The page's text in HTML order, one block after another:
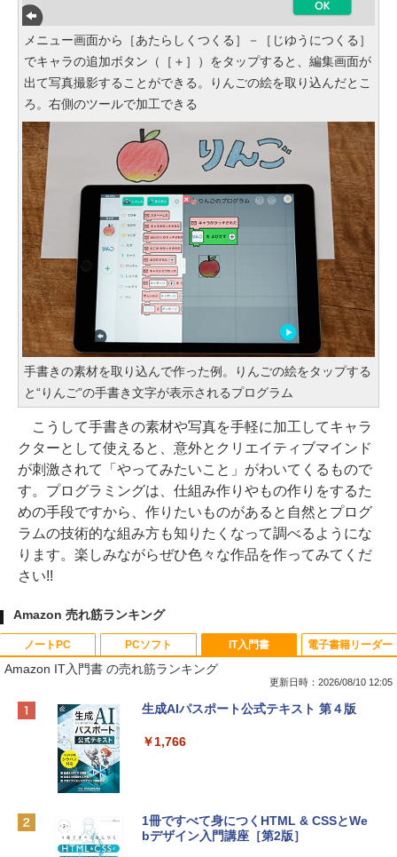
メニュー画面から［あたらしくつくる］－［じゆうにつくる］
でキャラの追加ボタン（［＋］）をタップすると、編集画面が
出て写真撮影することができる。りんごの絵を取り込んだとこ
ろ。右側のツールで加工できる
手書きの素材を取り込んで作った例。りんごの絵をタップする
と“りんご”の手書き文字が表示されるプログラム
こうして手書きの素材や写真を手軽に加工してキャラ
クターとして使えると、意外とクリエイティブマインド
が刺激されて「やってみたいこと」がわいてくるもので
す。プログラミングは、仕組み作りやもの作りをするた
めの手段ですから、作りたいものがあると自然とプログ
ラムの技術的な組み方も知りたくなって調べるようにな
ります。楽しみながらぜひ色々な作品を作ってみてくだ
さい!!
Amazon 売れ筋ランキング
ノートPC
Apple 2026 MacBook Neo A18 Proチッ
e Intelligenceのために設計、Liquid Ret
￥119,800
PCソフト
Robloxギフトカード - 800 Robux 【限
インゲームコード】 ロブロックス | オン
Robloxギフトカード - 2,000 Robux 【限
IT入門書
Amazon IT入門書 の売れ筋ランキング
更新日時：2026/08/10 12:05
生成AIパスポート公式テキスト 第４版
￥1,766
1冊ですべて身につくHTML & CSSとWe
bデザイン入門講座［第2版］
電子書籍リーダー